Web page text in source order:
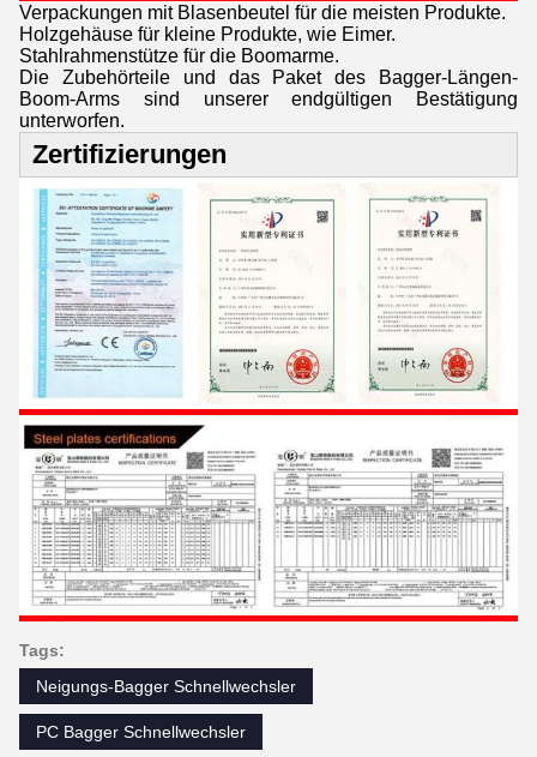
Verpackungen mit Blasenbeutel für die meisten Produkte.
Holzgehäuse für kleine Produkte, wie Eimer.
Stahlrahmenstütze für die Boomarme.
Die Zubehörteile und das Paket des Bagger-Längen-
Boom-Arms sind unserer endgültigen Bestätigung
unterworfen.
Zertifizierungen
Tags:
Neigungs-Bagger Schnellwechsler
PC Bagger Schnellwechsler